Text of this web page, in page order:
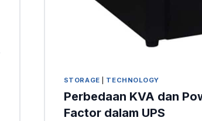
STORAGE TECHNOLOGY
Perbedaan KVA dan
Factor dalam UPS